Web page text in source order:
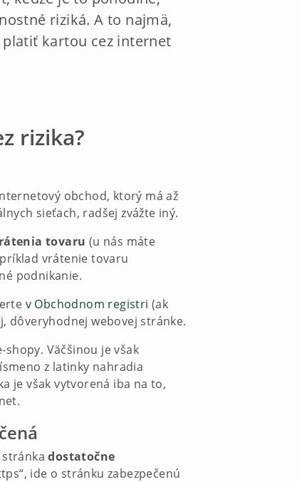
riziká. A to najmä,
platiť kartou cez internet
rizika?
obchod, ktorý má až
sieťach, radšej zvážte iný.
tovaru (u nás máte
vrátenie tovaru
podnikanie.
v Obchodnom registri (ak
dôveryhodnej webovej stránke.
shopy. Väčšinou je však
z latinky nahradia
je však vytvorená iba na to,
stránkadostatočne
ide o stránku zabezpečenú